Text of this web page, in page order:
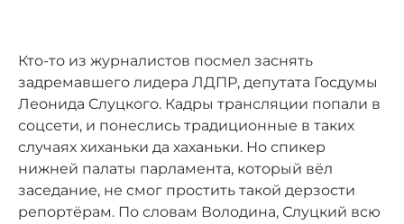
Кто-то из журналистов посмел заснять
задремавшего лидера ЛДПР, депутата Госдумы
Леонида Слуцкого. Кадры трансляции попали в
соцсети, и понеслись традиционные в таких
случаях хиханьки да хаханьки. Но спикер
нижней палаты парламента, который вёл
заседание, не смог простить такой дерзости
репортёрам. По словам Володина, Слуцкий всю